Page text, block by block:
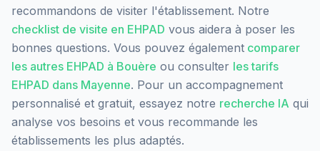
recommandons de visiter l'établissement. Notre
checklist de visite en EHPAD vous aidera à poser les
bonnes questions. Vous pouvez également comparer
les autres EHPAD à Bouère ou consulter les tarifs
EHPAD dans Mayenne. Pour un accompagnement
personnalisé et gratuit, essayez notre recherche IA qui
analyse vos besoins et vous recommande les
établissements les plus adaptés.